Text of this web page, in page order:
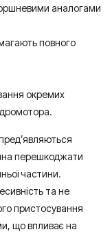
аналогами
повного
окремих
перешкоджати
частини.
та не
пристосування
що впливає на